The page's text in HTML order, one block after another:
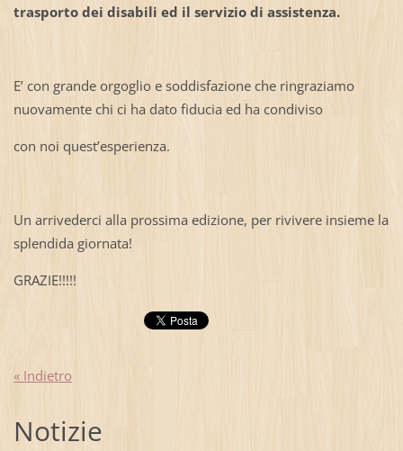
trasporto dei disabili ed il servizio di assistenza.
E’ con grande orgoglio e soddisfazione che ringraziamo
nuovamente chi ci ha dato fiducia ed ha condiviso
con noi quest’esperienza.
Un arrivederci alla prossima edizione, per rivivere insieme la
splendida giornata!
GRAZIE!!!!!
« Indietro
Notizie